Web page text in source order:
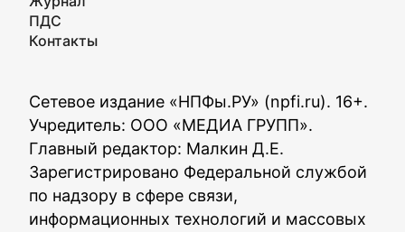
ПДС
Контакты
Сетевое издание «НПФы.РУ» (npfi.ru). 16+.
Учредитель: ООО «МЕДИА ГРУПП».
Главный редактор: Малкин Д.Е.
Зарегистрировано Федеральной службой
по надзору в сфере связи,
информационных технологий и массовых